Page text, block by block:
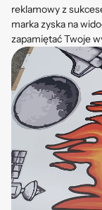
reklamowy z
marka zyska na
zapamiętać Twoje